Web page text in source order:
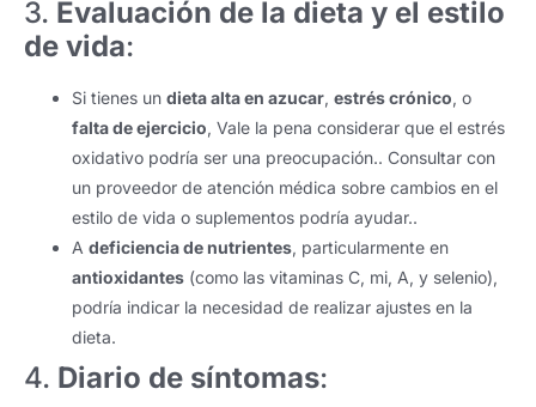
3. Evaluación de la dieta y el estilo
de vida:
Si tienes un dieta alta en azucar, estrés crónico, o
falta de ejercicio, Vale la pena considerar que el estrés
oxidativo podría ser una preocupación.. Consultar con
un proveedor de atención médica sobre cambios en el
estilo de vida o suplementos podría ayudar..
A deficiencia de nutrientes, particularmente en
antioxidantes (como las vitaminas C, mi, A, y selenio),
podría indicar la necesidad de realizar ajustes en la
dieta.
4. Diario de síntomas: